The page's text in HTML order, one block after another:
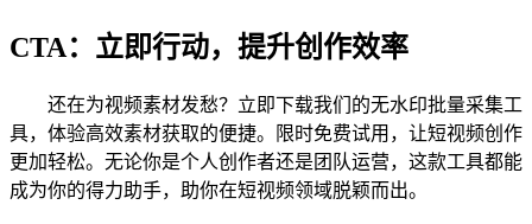
CTA：立即行动，提升创作效率
还在为视频素材发愁？立即下载我们的无水印批量采集工
具，体验高效素材获取的便捷。限时免费试用，让短视频创作
更加轻松。无论你是个人创作者还是团队运营，这款工具都能
成为你的得力助手，助你在短视频领域脱颖而出。